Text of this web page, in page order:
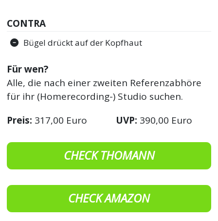
CONTRA
Bügel drückt auf der Kopfhaut
Für wen?
Alle, die nach einer zweiten Referenzabhöre
für ihr (Homerecording-) Studio suchen.
Preis: 317,00 Euro UVP: 390,00 Euro
CHECK THOMANN
CHECK AMAZON